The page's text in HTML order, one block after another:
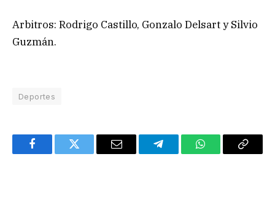
Arbitros: Rodrigo Castillo, Gonzalo Delsart y Silvio
Guzmán.
Deportes
FacebookTwitter Email TelegramWhatsAppCopy